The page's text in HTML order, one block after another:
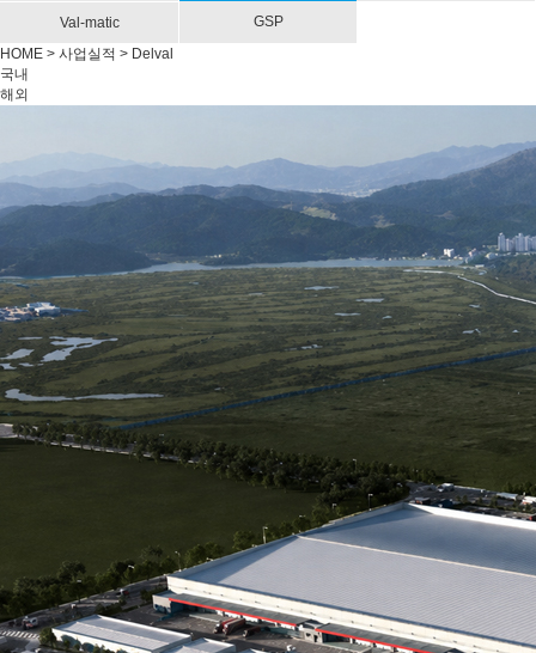
Val-matic
GSP
HOME > 사업실적 > Delval
국내
해외